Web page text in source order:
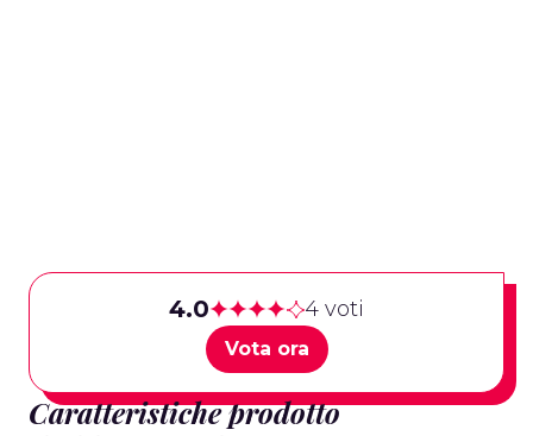
4.0 4 voti
Vota ora
Caratteristiche prodotto